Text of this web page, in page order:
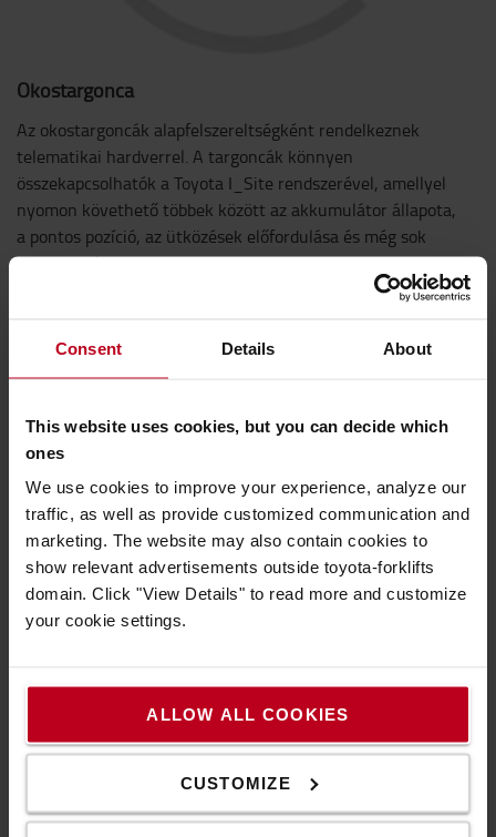
Consent Details About
This website uses cookies, but you can decide which
ones
We use cookies to improve your experience, analyze our
traffic, as well as provide customized communication and
marketing. The website may also contain cookies to
show relevant advertisements outside toyota-forklifts
domain. Click "View Details" to read more and customize
your cookie settings.
ALLOW ALL COOKIES
CUSTOMIZE
Okostargonca
Az okostargoncák alapfelszereltségként rendelkeznek
telematikai hardverrel. A targoncák könnyen
összekapcsolhatók a Toyota I_Site rendszerével, amellyel
nyomon követhető többek között az akkumulátor állapota,
a pontos pozíció, az ütközések előfordulása és még sok
minden más.
Egyedülálló dönthető fülke, amely minimalizálja a nyak
megterhelését, és lehetővé teszi a villa gyors és pontos